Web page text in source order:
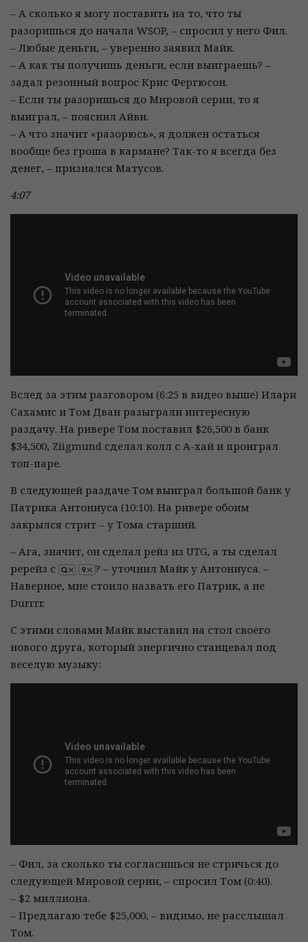
– А сколько я могу поставить на то, что ты
разоришься до начала WSOP, – спросил у него Фил.
– Любые деньги, – уверенно заявил Майк.
– А как ты получишь деньги, если выиграешь? –
задал резонный вопрос Крис Фергюсон.
– Если ты разоришься до Мировой серии, то я
выиграл, – пояснил Айви.
– А что значит «разорюсь», я должен остаться
вообще без гроша в кармане? Так-то я всегда без
денег, – признался Матусов.
4:07
Вслед за этим разговором (6:25 в видео выше) Илари
Сахамис и Том Дван разыграли интересную
раздачу. На ривере Том поставил $26,500 в банк
$34,500, Ziigmund сделал колл с A-хай и проиграл
топ-паре.
В следующей раздаче Том выиграл большой банк у
Патрика Антониуса (10:10). На ривере обоим
закрылся стрит – у Тома старший.
– Ага, значит, он сделал рейз из UTG, а ты сделал
ререйз с
? – уточнил Майк у Антониуса. –
Наверное, мне стоило назвать его Патрик, а не
Durrrr.
С этими словами Майк выставил на стол своего
нового друга, который энергично станцевал под
веселую музыку:
– Фил, за сколько ты согласишься не стричься до
следующей Мировой серии, – спросил Том (0:40).
– $2 миллиона.
– Предлагаю тебе $25,000, – видимо, не расслышал
Том.